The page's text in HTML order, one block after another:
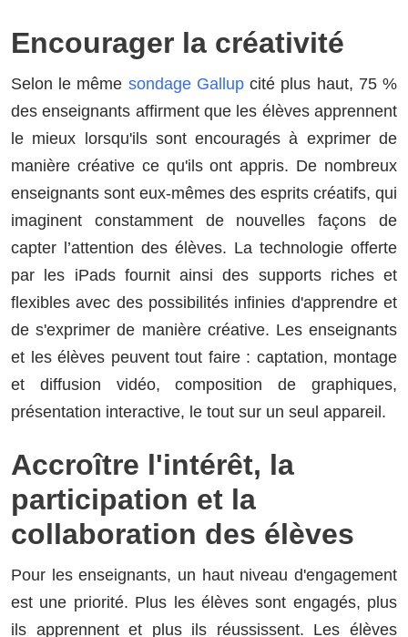
Encourager la créativité
Selon le même sondage Gallupcité plus haut, 75 %
des enseignants affirment que les élèves apprennent
le mieux lorsqu'ils sont encouragés à exprimer de
manière créative ce qu'ils ont appris. De nombreux
enseignants sont eux-mêmes des esprits créatifs, qui
imaginent constamment de nouvelles façons de
capter l’attention des élèves. La technologie offerte
par les iPads fournit ainsi des supports riches et
flexibles avec des possibilités infinies d'apprendre et
de s'exprimer de manière créative. Les enseignants
et les élèves peuvent tout faire : captation, montage
et diffusion vidéo, composition de graphiques,
présentation interactive, le tout sur un seul appareil.
Accroître l'intérêt, la
participation et la
collaboration des élèves
Pour les enseignants, un haut niveau d'engagement
est une priorité. Plus les élèves sont engagés, plus
ils apprennent et plus ils réussissent. Les élèves